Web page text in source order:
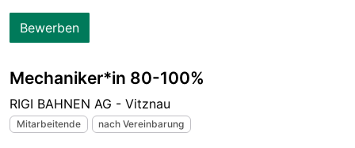
Bewerben
Mechaniker*in 80-100%
RIGI BAHNEN AG - Vitznau
Mitarbeitende nach Vereinbarung